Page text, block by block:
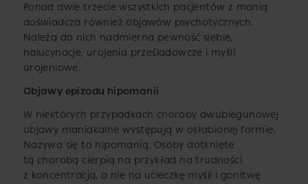
Ponad dwie trzecie wszystkich pacjentów z manią
doświadcza również objawów psychotycznych.
Należą do nich nadmierna pewność siebie,
halucynacje, urojenia prześladowcze i myśli
urojeniowe.
Objawy epizodu hipomanii
W niektórych przypadkach choroby dwubiegunowej
objawy maniakalne występują w osłabionej formie.
Nazywa się to hipomanią. Osoby dotknięte
tą chorobą cierpią na przykład na trudności
z koncentracją, a nie na ucieczkę myśli i gonitwę